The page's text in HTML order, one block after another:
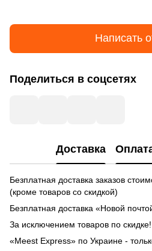
Написать
Поделиться в соцсетях
Доставка
Безплатная доставка заказов
(кроме товаров со скидкой)
Безплатная доставка «Новой
За исключением товаров по скидке!
«Meest Express» по Украине -